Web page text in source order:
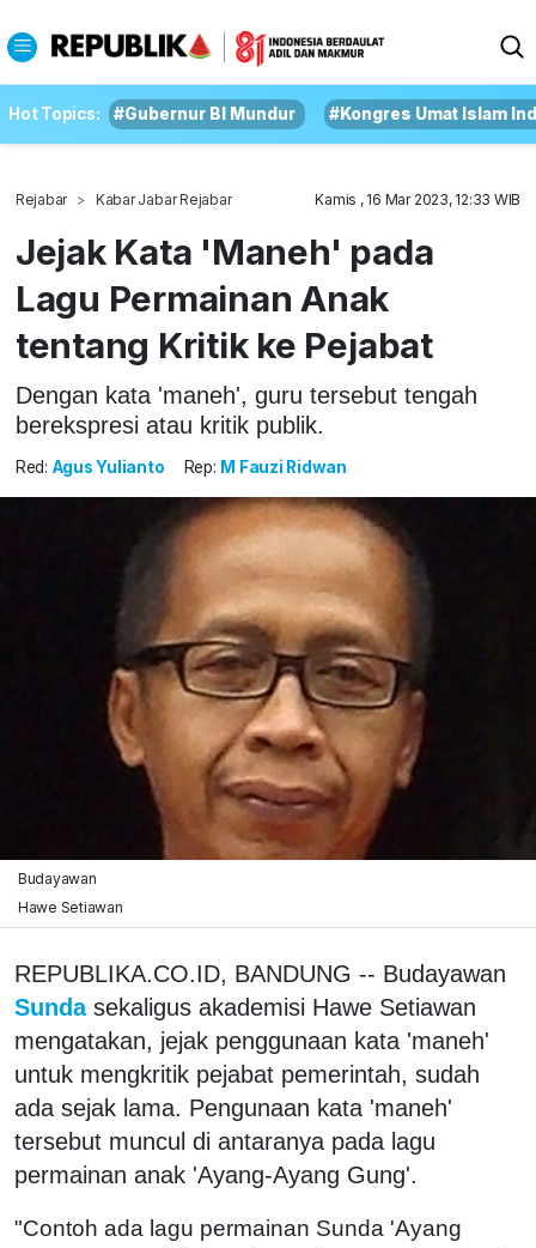
Hot Topics: #Gubernur BI Mundur #Kongres Umat Islam
Rejabar Kabar Jabar Rejabar Kamis , 16 Mar 2023, 12:33 WIB
Jejak Kata 'Maneh' pada
Lagu Permainan Anak
tentang Kritik ke Pejabat
Dengan kata 'maneh', guru tersebut tengah
berekspresi atau kritik publik.
Red: Agus Yulianto Rep: M Fauzi Ridwan
Budayawan
Hawe Setiawan
REPUBLIKA.CO.ID, BANDUNG -- Budayawan
Sunda sekaligus akademisi Hawe Setiawan
mengatakan, jejak penggunaan kata 'maneh'
untuk mengkritik pejabat pemerintah, sudah
ada sejak lama. Pengunaan kata 'maneh'
tersebut muncul di antaranya pada lagu
permainan anak 'Ayang-Ayang Gung'.
"Contoh ada lagu permainan Sunda 'Ayang